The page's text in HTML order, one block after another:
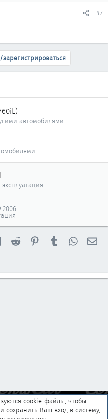
#7
автомобилями
LinkedInReddit PinterestTumblr
cookie-файлы, чтобы
сохранить Ваш вход в систему,